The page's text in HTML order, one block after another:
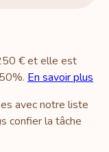
€ et elle est
En savoir plus
avec notre liste
confier la tâche